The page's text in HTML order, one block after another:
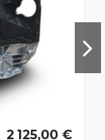
2 125,00 €